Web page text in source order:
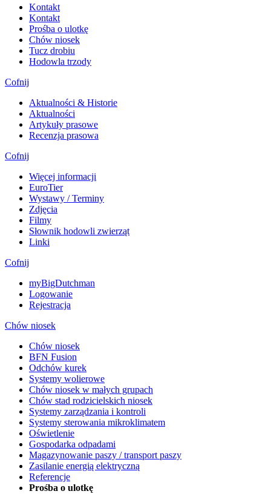
Kontakt
Kontakt
Prośba o ulotkę
Chów niosek
Tucz drobiu
Hodowla trzody
Cofnij
Aktualności & Historie
Aktualności
Artykuły prasowe
Recenzja prasowa
Cofnij
Więcej informacji
EuroTier
Wystawy / Terminy
Zdjęcia
Filmy
Słownik hodowli zwierząt
Linki
Cofnij
myBigDutchman
Logowanie
Rejestracja
Chów niosek
Chów niosek
BFN Fusion
Odchów kurek
Systemy wolierowe
Chów niosek w małych grupach
Chów stad rodzicielskich niosek
Systemy zarządzania i kontroli
Systemy sterowania mikroklimatem
Oświetlenie
Gospodarka odpadami
Magazynowanie paszy / transport paszy
Zasilanie energią elektryczną
Referencje
Prośba o ulotkę